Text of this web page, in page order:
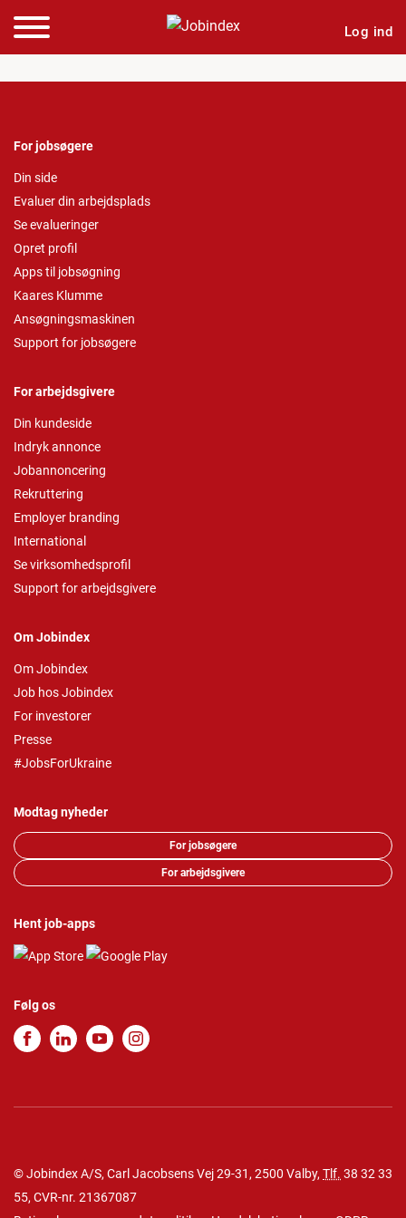
Log ind
For jobsøgere
Din side
Evaluer din arbejdsplads
Se evalueringer
Opret profil
Apps til jobsøgning
Kaares Klumme
Ansøgningsmaskinen
Support for jobsøgere
For arbejdsgivere
Din kundeside
Indryk annonce
Jobannoncering
Rekruttering
Employer branding
International
Se virksomhedsprofil
Support for arbejdsgivere
Om Jobindex
Om Jobindex
Job hos Jobindex
For investorer
Presse
#JobsForUkraine
Modtag nyheder
For jobsøgere
For arbejdsgivere
Hent job-apps
Følg os
© Jobindex A/S, Carl Jacobsens Vej 29-31, 2500 Valby, Tlf. 38 32 33
55, CVR-nr. 21367087